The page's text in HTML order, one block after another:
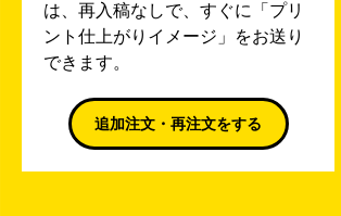
は、再入稿なしで、すぐに「プリ
ント仕上がりイメージ」をお送り
できます。
追加注文・再注文をする